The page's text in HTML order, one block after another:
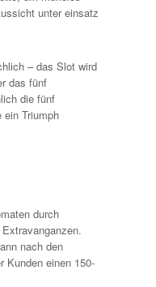
unter einsatz
– das Slot wird
das fünf
die fünf
Triumph
durch
nach den
Kunden einen 150-